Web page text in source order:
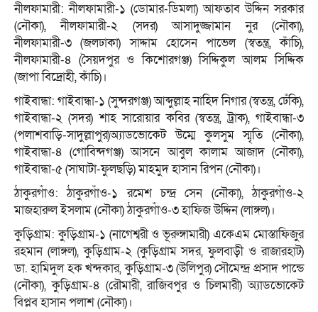
নীলফামারী: নীলফামারী-১ (ডোমার-ডিমলা) আফতাব উদ্দিন সরকার
(নৌকা), নীলফামারী-২ (সদর) আসাদুজ্জামান নুর (নৌকা),
নীলফামারী-৩ (জলঢাকা) সাদ্দাম হোসেন পাভেল (স্বতন্ত্র, কাঁচি),
নীলফামারী-৪ (সৈয়দপুর ও কিশোরগঞ্জ) সিদ্দিকুল আলম সিদ্দিক
(জাপা বিদ্রোহী, কাঁচি)।
গাইবান্ধা: গাইবান্ধা-১ (সুন্দরগঞ্জ) আব্দুল্লাহ নাহিদ নিগার (স্বতন্ত্র, ঢেঁকি),
গাইবান্ধা-২ (সদর) শাহ সারোয়ার কবির (স্বতন্ত্র, ট্রাক), গাইবান্ধা-৩
(পলাশবাড়ি-সাদুল্লাপুর)অ্যাডভোকেট উম্মে কুলসুম স্মৃতি (নৌকা),
গাইবান্ধা-৪ (গোবিন্দগঞ্জ) আসনে আবুল কালাম আজাদ (নৌকা),
গাইবান্ধা-৫ (সাঘাটা-ফুলছড়ি) মাহমুদ হাসান রিপন (নৌকা)।
ঠাকুরগাঁও: ঠাকুরগাঁও-১ রমেশ চন্দ্র সেন (নৌকা), ঠাকুরগাঁও-২
মাজহারুল ইসলাম (নৌকা) ঠাকুরগাঁও-৩ হাফিজ উদ্দিন (লাঙ্গল)।
কুড়িগ্রাম: কুড়িগ্রাম-১ (নাগেশ্বরী ও ভূরুঙ্গামারী) একেএম মোস্তাফিজুর
রহমান (লাঙ্গল), কুড়িগ্রাম-২ (কুড়িগ্রাম সদর, ফুলবাড়ী ও রাজারহাট)
ডা. হামিদুল হক খন্দকার, কুড়িগ্রাম-৩ (উলিপুর) সৌমেন্দ্র প্রসাদ পান্ডে
(নৌকা), কুড়িগ্রাম-৪ (রৌমারী, রাজিবপুর ও চিলমারী) অ্যাডভোকেট
বিপ্লব হাসান পলাশ (নৌকা)।